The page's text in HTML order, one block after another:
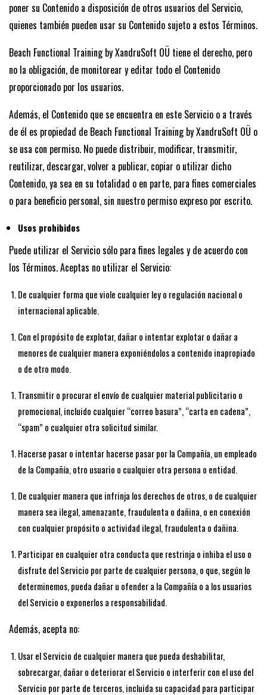
poner su Contenido a disposición de otros usuarios del Servicio,
quienes también pueden usar su Contenido sujeto a estos Términos.
Beach Functional Training by XandruSoft OÜ tiene el derecho, pero
no la obligación, de monitorear y editar todo el Contenido
proporcionado por los usuarios.
Además, el Contenido que se encuentra en este Servicio o a través
de él es propiedad de Beach Functional Training by XandruSoft OÜ o
se usa con permiso. No puede distribuir, modificar, transmitir,
reutilizar, descargar, volver a publicar, copiar o utilizar dicho
Contenido, ya sea en su totalidad o en parte, para fines comerciales
o para beneficio personal, sin nuestro permiso expreso por escrito.
Usos prohibidos
Puede utilizar el Servicio sólo para fines legales y de acuerdo con
los Términos. Aceptas no utilizar el Servicio:
De cualquier forma que viole cualquier ley o regulación nacional o
internacional aplicable.
Con el propósito de explotar, dañar o intentar explotar o dañar a
menores de cualquier manera exponiéndolos a contenido inapropiado
o de otro modo.
Transmitir o procurar el envío de cualquier material publicitario o
promocional, incluido cualquier “correo basura”, “carta en cadena”,
“spam” o cualquier otra solicitud similar.
Hacerse pasar o intentar hacerse pasar por la Compañía, un empleado
de la Compañía, otro usuario o cualquier otra persona o entidad.
De cualquier manera que infrinja los derechos de otros, o de cualquier
manera sea ilegal, amenazante, fraudulenta o dañina, o en conexión
con cualquier propósito o actividad ilegal, fraudulenta o dañina.
Participar en cualquier otra conducta que restrinja o inhiba el uso o
disfrute del Servicio por parte de cualquier persona, o que, según lo
determinemos, pueda dañar u ofender a la Compañía o a los usuarios
del Servicio o exponerlos a responsabilidad.
Además, acepta no:
Usar el Servicio de cualquier manera que pueda deshabilitar,
sobrecargar, dañar o deteriorar el Servicio o interferir con el uso del
Servicio por parte de terceros, incluida su capacidad para participar